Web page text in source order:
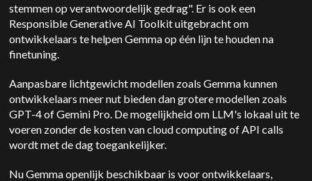
stemmen op verantwoordelijk gedrag". Er is ook een
Responsible Generative AI Toolkit uitgebracht om
ontwikkelaars te helpen Gemma op één lijn te houden na
finetuning.
Aanpasbare lichtgewicht modellen zoals Gemma kunnen
ontwikkelaars meer nut bieden dan grotere modellen zoals
GPT-4 of Gemini Pro. De mogelijkheid om LLM's lokaal uit te
voeren zonder de kosten van cloud computing of API calls
wordt met de dag toegankelijker.
Nu Gemma openlijk beschikbaar is voor ontwikkelaars,